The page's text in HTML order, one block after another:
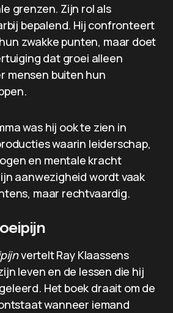
grenzen. Zijn rol als
bepalend. Hij confronteert
zwakke punten, maar doet
dat groei alleen
mensen buiten hun
was hij ook te zien in
waarin leiderschap,
en mentale kracht
aanwezigheid wordt vaak
maar rechtvaardig.
vertelt Ray Klaassens
leven en de lessen die hij
Het boek draait om de
wanneer iemand